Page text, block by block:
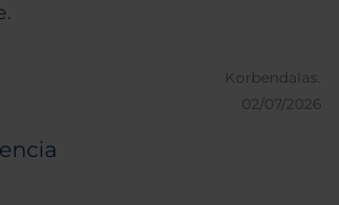
KorbendaIas.
02/07/2026